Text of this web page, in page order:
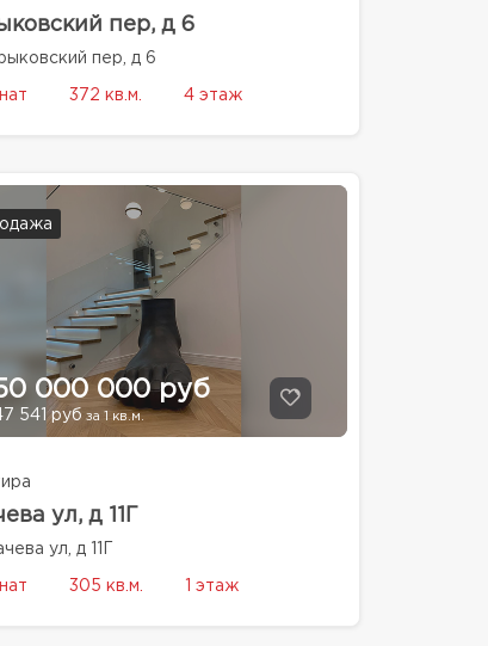
пер, д 6
пер, д 6
372 кв.м. 4 этаж
000 000 руб
541 руб за 1 кв.м.
ул, д 11Г
ул, д 11Г
305 кв.м. 1 этаж